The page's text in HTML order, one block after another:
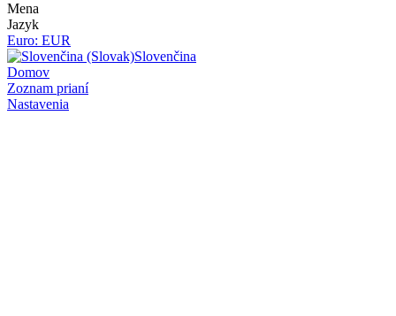
Mena
Jazyk
Euro: EUR
Slovenčina
Domov
Zoznam prianí
Nastavenia